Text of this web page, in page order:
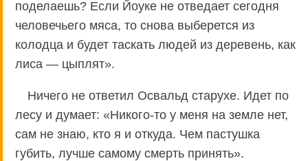
поделаешь? Если Йоуке не отведает сегодня
человечьего мяса, то снова выберется из
колодца и будет таскать людей из деревень, как
лиса — цыплят».
Ничего не ответил Освальд старухе. Идет по
лесу и думает: «Никого-то у меня на земле нет,
сам не знаю, кто я и откуда. Чем пастушка
губить, лучше самому смерть принять».